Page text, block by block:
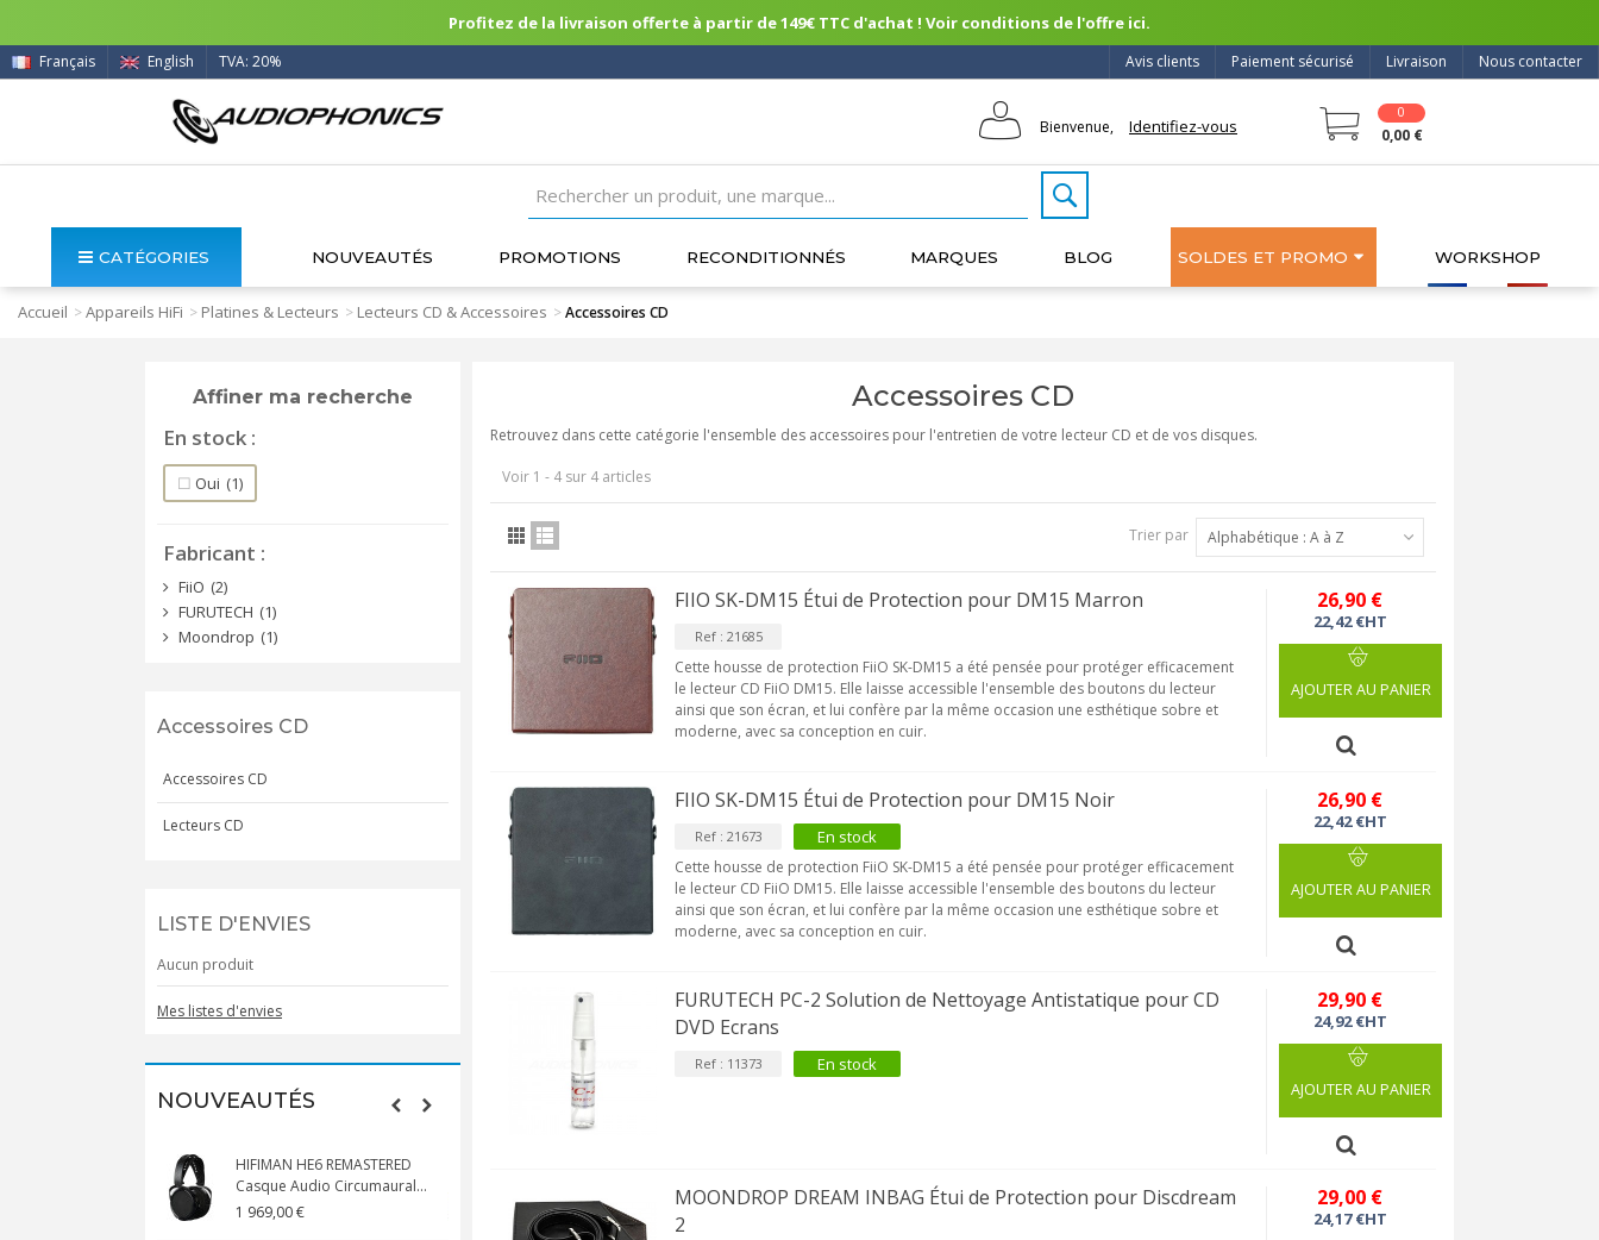
Profitez de la livraison offerte à partir de 149€ TTC d'achat ! Voir conditions de l'offre ici.
Nous contacter
Livraison
Paiement sécurisé
Avis clients
Français English TVA: 20%
Bienvenue, Identifiez-vous
0
0,00 €
CATÉGORIES NOUVEAUTÉS PROMOTIONS RECONDITIONNÉS MARQUES BLOG SOLDES ET PROMO WORKSHOP
Accueil >Appareils HiFi > Platines & Lecteurs > Lecteurs CD & Accessoires >Accessoires CD
Affiner ma recherche
En stock
Oui (1)
Fabricant
FiiO (2)
FURUTECH (1)
Moondrop (1)
Accessoires CD
Accessoires CD
Lecteurs CD
LISTE D'ENVIES
Aucun produit
Mes listes d'envies
NOUVEAUTÉS
HIFIMAN HE6 REMASTERED
Casque Audio Circumaural...
1 969,00 €
59,90 €
Accessoires CD
Retrouvez dans cette catégorie l'ensemble des accessoires pour l'entretien de votre lecteur CD et de vos disques.
Voir 1 - 4 sur 4 articles
Trier par Alphabétique : A à Z
FIIO SK-DM15 Étui de Protection pour DM15 Marron
Ref : 21685
Cette housse de protection FiiO SK-DM15 a été pensée pour protéger efficacement
le lecteur CD FiiO DM15. Elle laisse accessible l'ensemble des boutons du lecteur
ainsi que son écran, et lui confère par la même occasion une esthétique sobre et
moderne, avec sa conception en cuir.
26,90 €
22,42 €HT
AJOUTER AU PANIER
FIIO SK-DM15 Étui de Protection pour DM15 Noir
Ref : 21673 En stock
Cette housse de protection FiiO SK-DM15 a été pensée pour protéger efficacement
le lecteur CD FiiO DM15. Elle laisse accessible l'ensemble des boutons du lecteur
ainsi que son écran, et lui confère par la même occasion une esthétique sobre et
moderne, avec sa conception en cuir.
26,90 €
22,42 €HT
AJOUTER AU PANIER
FURUTECH PC-2 Solution de Nettoyage Antistatique pour CD
DVD Ecrans
Ref : 11373 En stock
29,90 €
24,92 €HT
AJOUTER AU PANIER
MOONDROP DREAM INBAG Étui de Protection pour Discdream
2
29,00 €
24,17 €HT